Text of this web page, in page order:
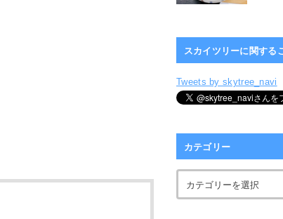
スカイツリーに関する
Tweets by skytree_navi
カテゴリー